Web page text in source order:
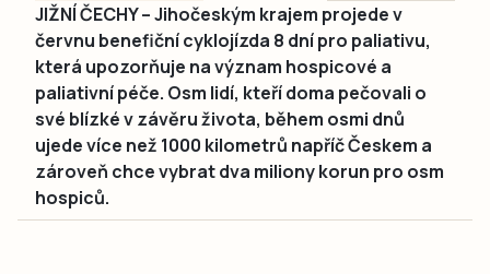
JIŽNÍ ČECHY – Jihočeským krajem projede v
červnu benefiční cyklojízda 8 dní pro paliativu,
která upozorňuje na význam hospicové a
paliativní péče. Osm lidí, kteří doma pečovali o
své blízké v závěru života, během osmi dnů
ujede více než 1000 kilometrů napříč Českem a
zároveň chce vybrat dva miliony korun pro osm
hospiců.